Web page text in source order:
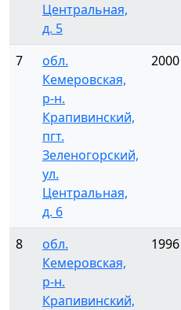
Центральная,
д. 5
7
обл.
Кемеровская,
р-н.
Крапивинский,
пгт.
Зеленогорский,
ул.
Центральная,
д. 6
2000
8
обл.
Кемеровская,
р-н.
Крапивинский,
1996